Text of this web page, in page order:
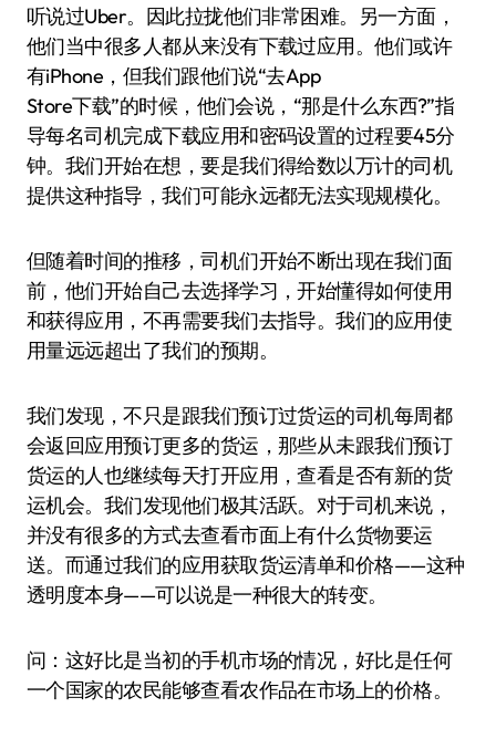
听说过Uber。因此拉拢他们非常困难。另一方面，
他们当中很多人都从来没有下载过应用。他们或许
有iPhone，但我们跟他们说“去App
Store下载”的时候，他们会说，“那是什么东西?”指
导每名司机完成下载应用和密码设置的过程要45分
钟。我们开始在想，要是我们得给数以万计的司机
提供这种指导，我们可能永远都无法实现规模化。
但随着时间的推移，司机们开始不断出现在我们面
前，他们开始自己去选择学习，开始懂得如何使用
和获得应用，不再需要我们去指导。我们的应用使
用量远远超出了我们的预期。
我们发现，不只是跟我们预订过货运的司机每周都
会返回应用预订更多的货运，那些从未跟我们预订
货运的人也继续每天打开应用，查看是否有新的货
运机会。我们发现他们极其活跃。对于司机来说，
并没有很多的方式去查看市面上有什么货物要运
送。而通过我们的应用获取货运清单和价格——这种
透明度本身——可以说是一种很大的转变。
问：这好比是当初的手机市场的情况，好比是任何
一个国家的农民能够查看农作品在市场上的价格。